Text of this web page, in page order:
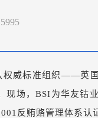
权威标准组织——英
现场，BSI为华友钴
反贿赂管理体系认